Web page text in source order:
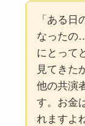
「ある
なったの
にとって
見てきた
他の共演
す。お金
れますよ